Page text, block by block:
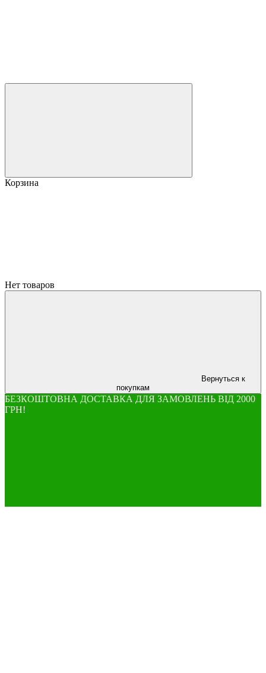
Корзина
Нет товаров
Вернуться к
покупкам
БЕЗКОШТОВНА ДОСТАВКА ДЛЯ ЗАМОВЛЕНЬ ВІД 2000
ГРН!